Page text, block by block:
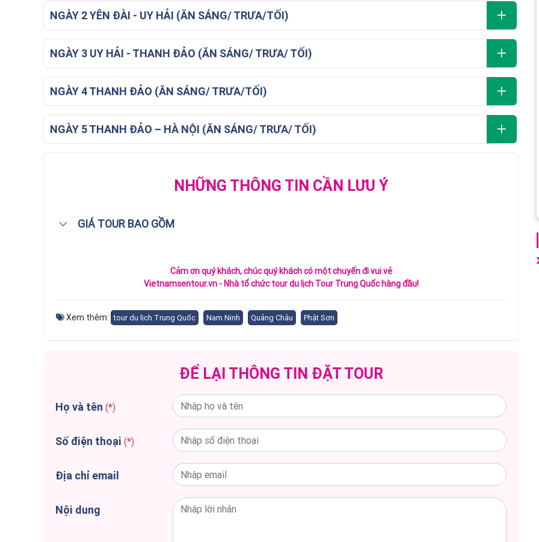
NGÀY 2 YÊN ĐÀI - UY HẢI (ĂN SÁNG/ TRƯA/TỐI)
NGÀY 3 UY HẢI - THANH ĐẢO (ĂN SÁNG/ TRƯA/ TỐI)
NGÀY 4 THANH ĐẢO (ĂN SÁNG/ TRƯA/TỐI)
NGÀY 5 THANH ĐẢO – HÀ NỘI (ĂN SÁNG/ TRƯA/ TỐI)
NHỮNG THÔNG TIN CẦN LƯU Ý
GIÁ TOUR BAO GỒM
Cảm ơn quý khách, chúc quý khách có một chuyến đi vui vẻ
Vietnamsentour.vn - Nhà tổ chức tour du lịch Tour Trung Quốc hàng đầu!
Xem thêm: tour du lịch Trung Quốc Nam Ninh Quảng Châu Phật Sơn
ĐỂ LẠI THÔNG TIN ĐẶT TOUR
Họ và tên (*)
Số điện thoại (*)
Địa chỉ email
Nội dung